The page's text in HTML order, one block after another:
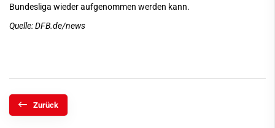
Bundesliga wieder aufgenommen werden kann.
Quelle:DFB.de/news
Zurück